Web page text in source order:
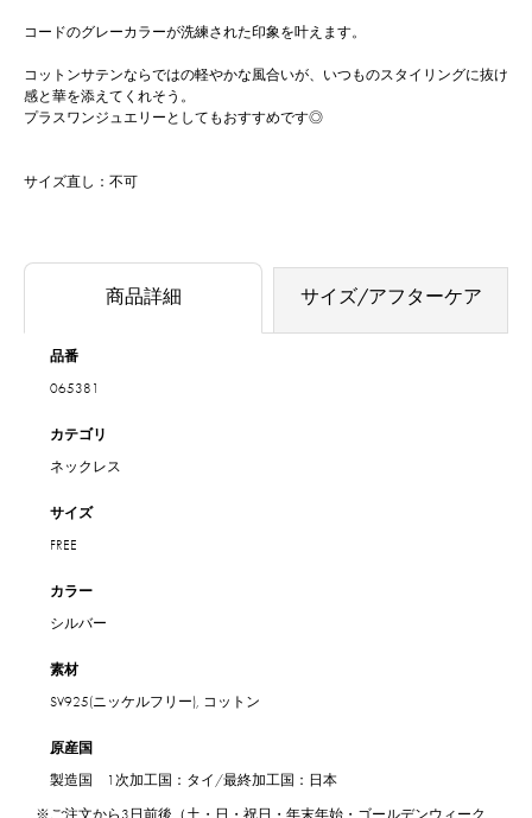
コードのグレーカラーが洗練された印象を叶えます。
コットンサテンならではの軽やかな風合いが、いつものスタイリングに抜け
感と華を添えてくれそう。
プラスワンジュエリーとしてもおすすめです◎
サイズ直し：不可
商品詳細 サイズ/アフターケア
品番
065381
カテゴリ
ネックレス
サイズ
FREE
カラー
シルバー
素材
SV925(ニッケルフリー), コットン
原産国
製造国 1次加工国：タイ/最終加工国：日本
※ご注文から3日前後（土・日・祝日・年末年始・ゴールデンウィーク